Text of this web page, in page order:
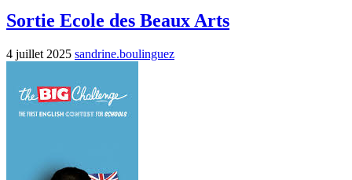
Sortie Ecole des Beaux Arts
4 juillet 2025 sandrine.boulinguez